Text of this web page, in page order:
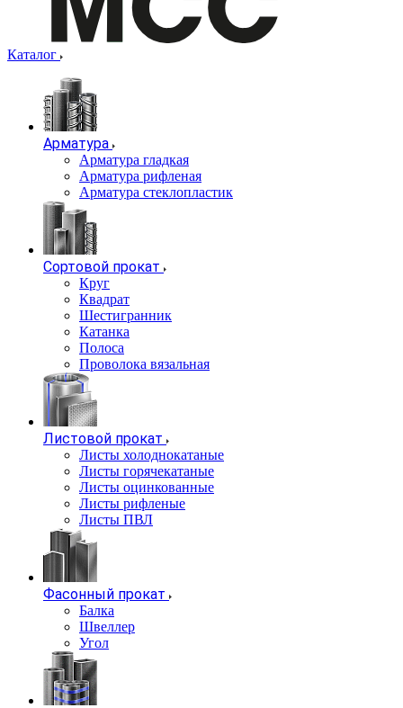
Каталог
Арматура
Арматура гладкая
Арматура рифленая
Арматура стеклопластик
Сортовой прокат
Круг
Квадрат
Шестигранник
Катанка
Полоса
Проволока вязальная
Листовой прокат
Листы холоднокатаные
Листы горячекатаные
Листы оцинкованные
Листы рифленые
Листы ПВЛ
Фасонный прокат
Балка
Швеллер
Угол